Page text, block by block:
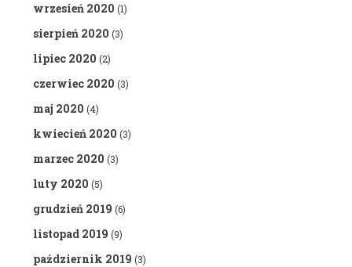
wrzesień 2020 (1)
sierpień 2020 (3)
lipiec 2020 (2)
czerwiec 2020 (3)
maj 2020 (4)
kwiecień 2020 (3)
marzec 2020 (3)
luty 2020 (5)
grudzień 2019 (6)
listopad 2019 (9)
październik 2019 (3)